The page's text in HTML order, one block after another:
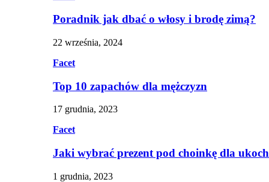
Poradnik jak dbać o włosy i brodę zimą?
22 września, 2024
Facet
Top 10 zapachów dla mężczyzn
17 grudnia, 2023
Facet
Jaki wybrać prezent pod choinkę dla
1 grudnia, 2023